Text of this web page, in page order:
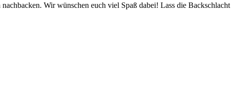
Wir wünschen euch viel Spaß dabei! Lass die Backschlacht